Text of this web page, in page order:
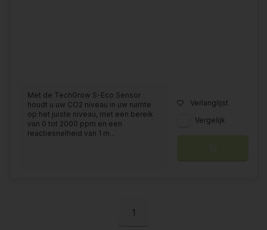
Met de TechGrow S-Eco Sensor
houdt u uw CO2 niveau in uw ruimte
op het juiste niveau, met een bereik
van 0 tot 2000 ppm en een
reactiesnelheid van 1 m...
Verlanglijst
Vergelijk
1